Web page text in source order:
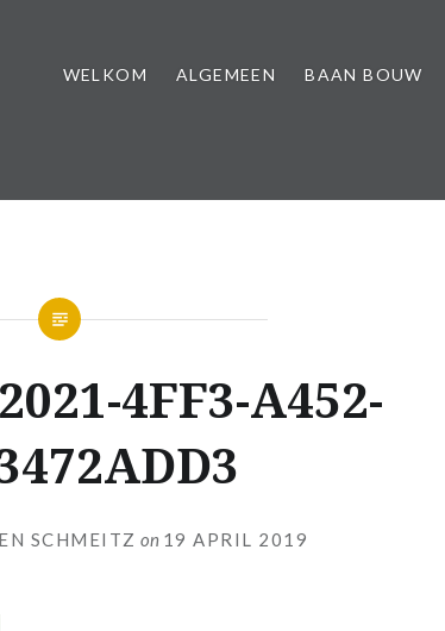
WELKOM ALGEMEEN BAAN BOUW
4FF3-A452-
SCHMEITZ on 19 APRIL 2019